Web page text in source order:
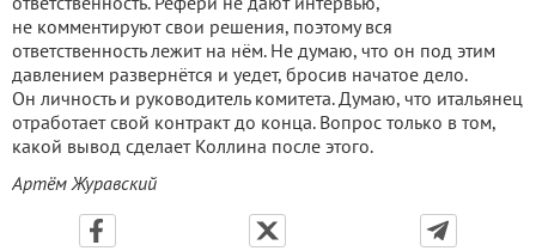
не комментируют свои решения, поэтому вся
ответственность лежит на нём. Не думаю, что он под этим
давлением развернётся и уедет, бросив начатое дело.
Он личность и руководитель комитета. Думаю, что итальянец
отработает свой контракт до конца. Вопрос только в том,
какой вывод сделает Коллина после этого.
Артём Журавский